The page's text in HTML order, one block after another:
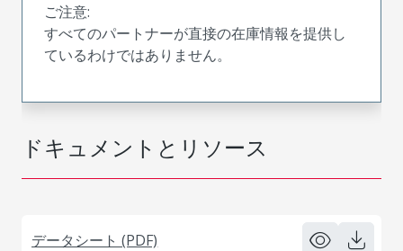
ドキュメントとリソース
データシート (PDF)
ご注意:
すべてのパートナーが直接の在庫情報を提供し
ているわけではありません。